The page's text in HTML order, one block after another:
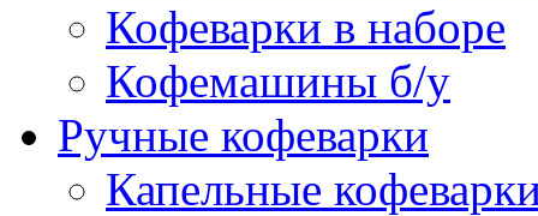
Кофеварки в наборе
Кофемашины б/у
Ручные кофеварки
Капельные